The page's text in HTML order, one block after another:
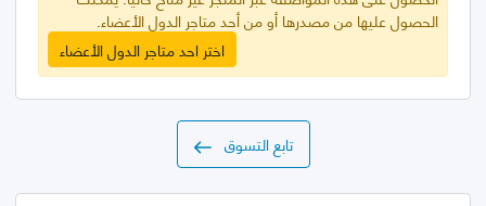
الحصول عليها من مصدرها أو من أحد متاجر الدول الأعضاء.
اختر احد متاجر الدول الأعضاء
تابع التسوق